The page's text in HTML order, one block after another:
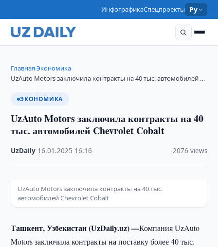
ИнфографикаСпецпроекты Ру
Главная›Экономика›
UzAuto Motors заключила контракты на 40 тыс. автомобилей …
ЭКОНОМИКА
UzAuto Motors заключила контракты на 40
тыс. автомобилей Chevrolet Cobalt
UzDaily 16.01.2025 16:16 2076 views
UzAuto Motors заключила контракты на 40 тыс.
автомобилей Chevrolet Cobalt
Ташкент, Узбекистан (UzDaily.uz) —Компания UzAuto
Motors заключила контракты на поставку более 40 тыс.